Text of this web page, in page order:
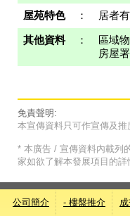
屋苑特色 ： 居者
其他資料 ：
區域
房屋
免責聲明:
本宣傳資料只可作宣傳及
* 本廣告 / 宣傳資料內載列
家如欲了解本發展項目的
公司簡介 - 樓盤推介